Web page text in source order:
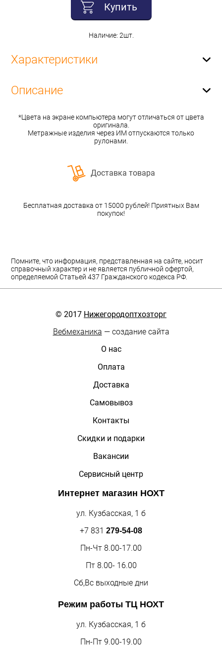
Купить
Наличие: 2шт.
Характеристики
Описание
*Цвета на экране компьютера могут отличаться от цвета
оригинала.
Метражные изделия через ИМ отпускаются только
рулонами.
Доставка товара
Бесплатная доставка от 15000 рублей! Приятных Вам
покупок!
Помните, что информация, представленная на сайте, носит
справочный характер и не является публичной офертой,
определяемой Статьей 437 Гражданского кодекса РФ.
© 2017 Нижегородоптхозторг
Вебмеханика — создание сайта
О нас
Оплата
Доставка
Самовывоз
Контакты
Скидки и подарки
Вакансии
Сервисный центр
Интернет магазин НОХТ
ул. Кузбасская, 1 б
+7 831 279-54-08
Пн-Чт 8.00-17.00
Пт 8.00- 16.00
Сб,Вс выходные дни
Режим работы ТЦ НОХТ
ул. Кузбасская, 1 б
Пн-Пт 9.00-19.00